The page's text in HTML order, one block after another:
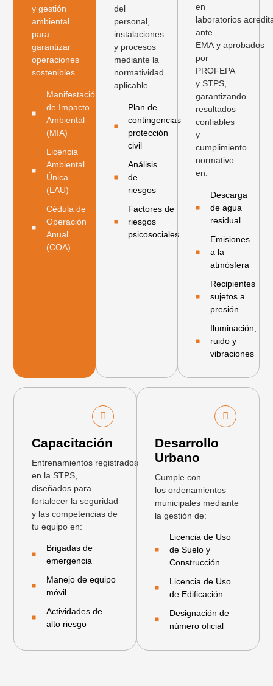
y gestión
ambiental
para
garantizar
operaciones
sostenibles.
Manifestación
de Impacto
Ambiental
(MIA)
Licencia
Ambiental
Única
(LAU)
Cédula de
Operación
Anual
(COA)
del
personal,
instalaciones
y procesos
mediante la
normatividad
aplicable.
Plan de
contingencias
protección
civil
Análisis
de
riesgos
Factores de
riesgos
psicosociales
en
laboratorios
ante
EMA y aprobados
por
PROFEPA
y STPS,
garantizando
resultados
confiables
y
cumplimiento
normativo
en:
Descarga
de agua
residual
Emisiones
a la
atmósfera
Recipientes
sujetos a
presión
Iluminación,
ruido y
vibraciones
Capacitación
Entrenamientos registrados
en la STPS,
diseñados para
fortalecer la seguridad
y las competencias de
tu equipo en:
Brigadas de
emergencia
Manejo de equipo
móvil
Actividades de
alto riesgo
Desarrollo
Urbano
Cumple con
los ordenamientos
municipales mediante
la gestión de:
Licencia de Uso
de Suelo y
Construcción
Licencia de Uso
de Edificación
Designación de
número oficial